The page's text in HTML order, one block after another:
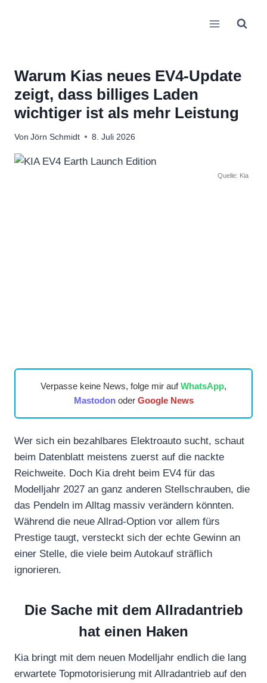
Warum Kias neues EV4-Update
zeigt, dass billiges Laden
wichtiger ist als mehr Leistung
Von Jörn Schmidt 8. Juli 2026
Quelle: Kia
Verpasse keine News, folge mir aufWhatsApp,
Mastodonoder Google News
Wer sich ein bezahlbares Elektroauto sucht, schaut
beim Datenblatt meistens zuerst auf die nackte
Reichweite. Doch Kia dreht beim EV4 für das
Modelljahr 2027 an ganz anderen Stellschrauben, die
das Pendeln im Alltag massiv verändern könnten.
Während die neue Allrad-Option vor allem fürs
Prestige taugt, versteckt sich der echte Gewinn an
einer Stelle, die viele beim Autokauf sträflich
ignorieren.
Die Sache mit dem Allradantrieb
hat einen Haken
Kia bringt mit dem neuen Modelljahr endlich die lang
erwartete Topmotorisierung mit Allradantrieb auf den